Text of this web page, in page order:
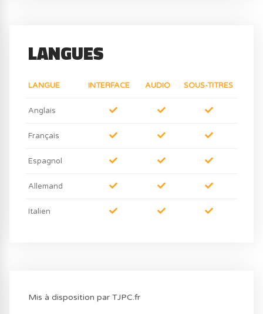
LANGUES
LANGUE INTERFACE AUDIO SOUS-TITRES
Anglais
Français
Espagnol
Allemand
Italien
Mis à disposition par TJPC.fr